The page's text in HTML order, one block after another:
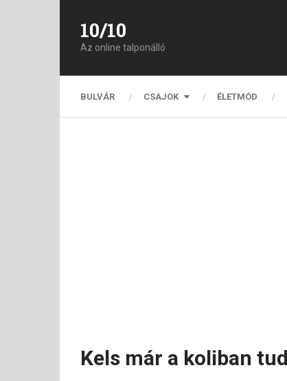
10/10
Az online talponálló
BULVÁR CSAJOK ÉLETMÓD
Kels már a koliban